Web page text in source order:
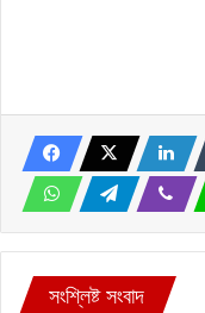
সংশ্লিষ্ট সংবাদ